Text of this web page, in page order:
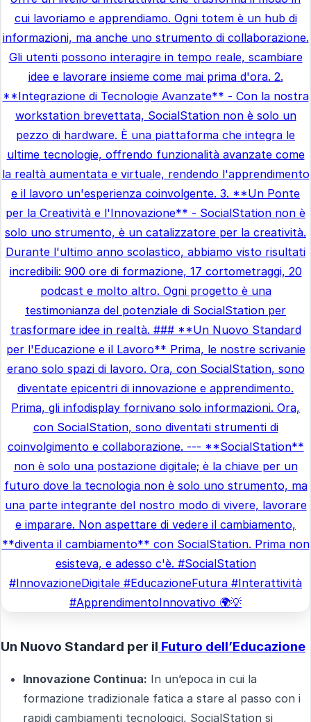
Un Nuovo Standard per il Futuro dell’Educazione
Innovazione Continua: In un’epoca in cui la
formazione tradizionale fatica a stare al passo con i
rapidi cambiamenti tecnologici, SocialStation si